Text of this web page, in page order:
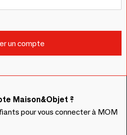
Maison&Objet ?
pour vous connecter à MOM